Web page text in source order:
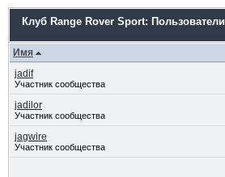
Клуб Range Rover Sport: Пользователи
Имя
jadif
Участник сообщества
jadilor
Участник сообщества
jagwire
Участник сообщества